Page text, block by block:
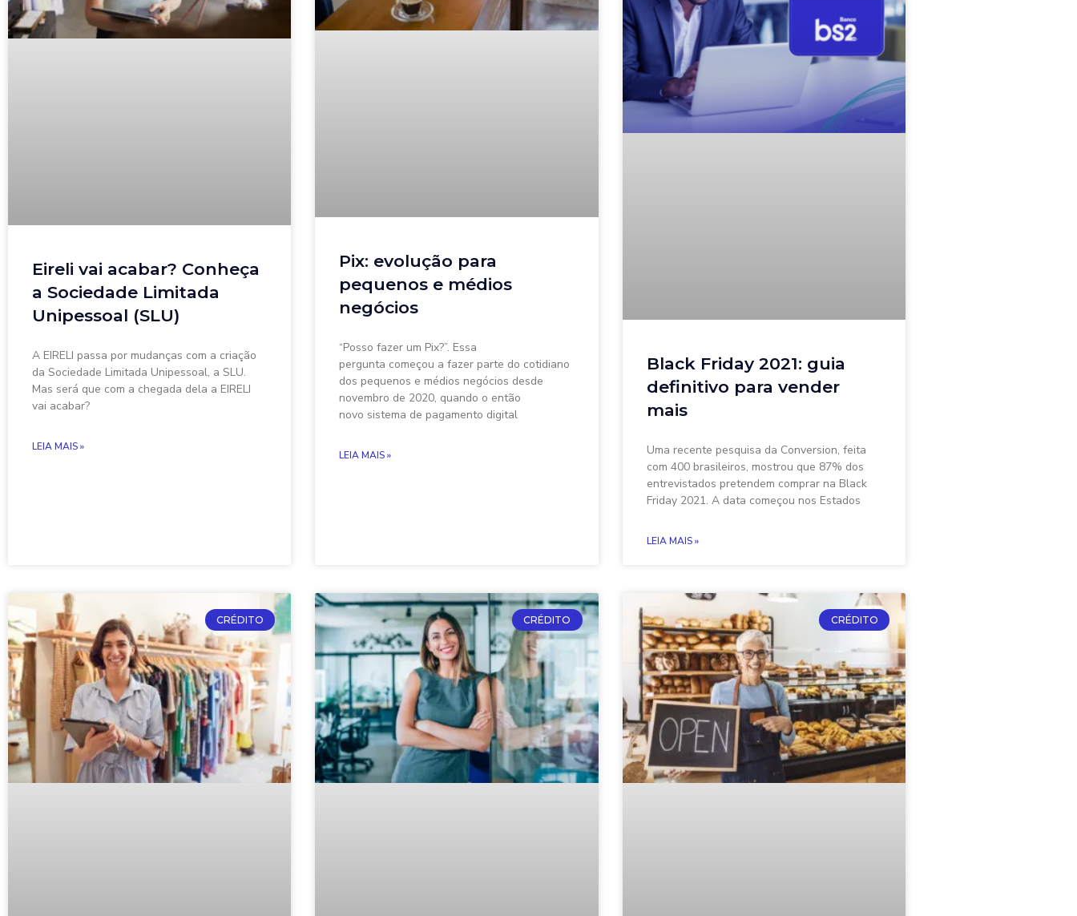
Eireli vai acabar? Conheça
a Sociedade Limitada
Unipessoal (SLU)
A EIRELI passa por mudanças com a criação
da Sociedade Limitada Unipessoal, a SLU.
Mas será que com a chegada dela a EIRELI
vai acabar?
LEIA MAIS »
Pix: evolução para
pequenos e médios
negócios
“Posso fazer um Pix?”. Essa
pergunta começou a fazer parte do cotidiano
dos pequenos e médios negócios desde
novembro de 2020, quando o então
novo sistema de pagamento digital
LEIA MAIS »
Black Friday 2021: guia
definitivo para vender
mais
Uma recente pesquisa da Conversion, feita
com 400 brasileiros, mostrou que 87% dos
entrevistados pretendem comprar na Black
Friday 2021. A data começou nos Estados
LEIA MAIS »
CRÉDITO CRÉDITO CRÉDITO